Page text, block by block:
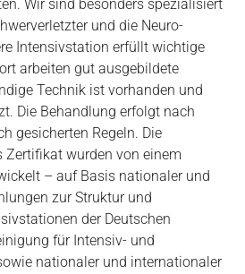
Wir sind besonders spezialisiert
und die Neuro-
Intensivstation erfüllt wichtige
arbeiten gut ausgebildete
Technik ist vorhanden und
Die Behandlung erfolgt nach
gesicherten Regeln. Die
Zertifikat wurden von einem
– auf Basis nationaler und
zur Struktur und
der Deutschen
für Intensiv- und
nationaler und internationaler